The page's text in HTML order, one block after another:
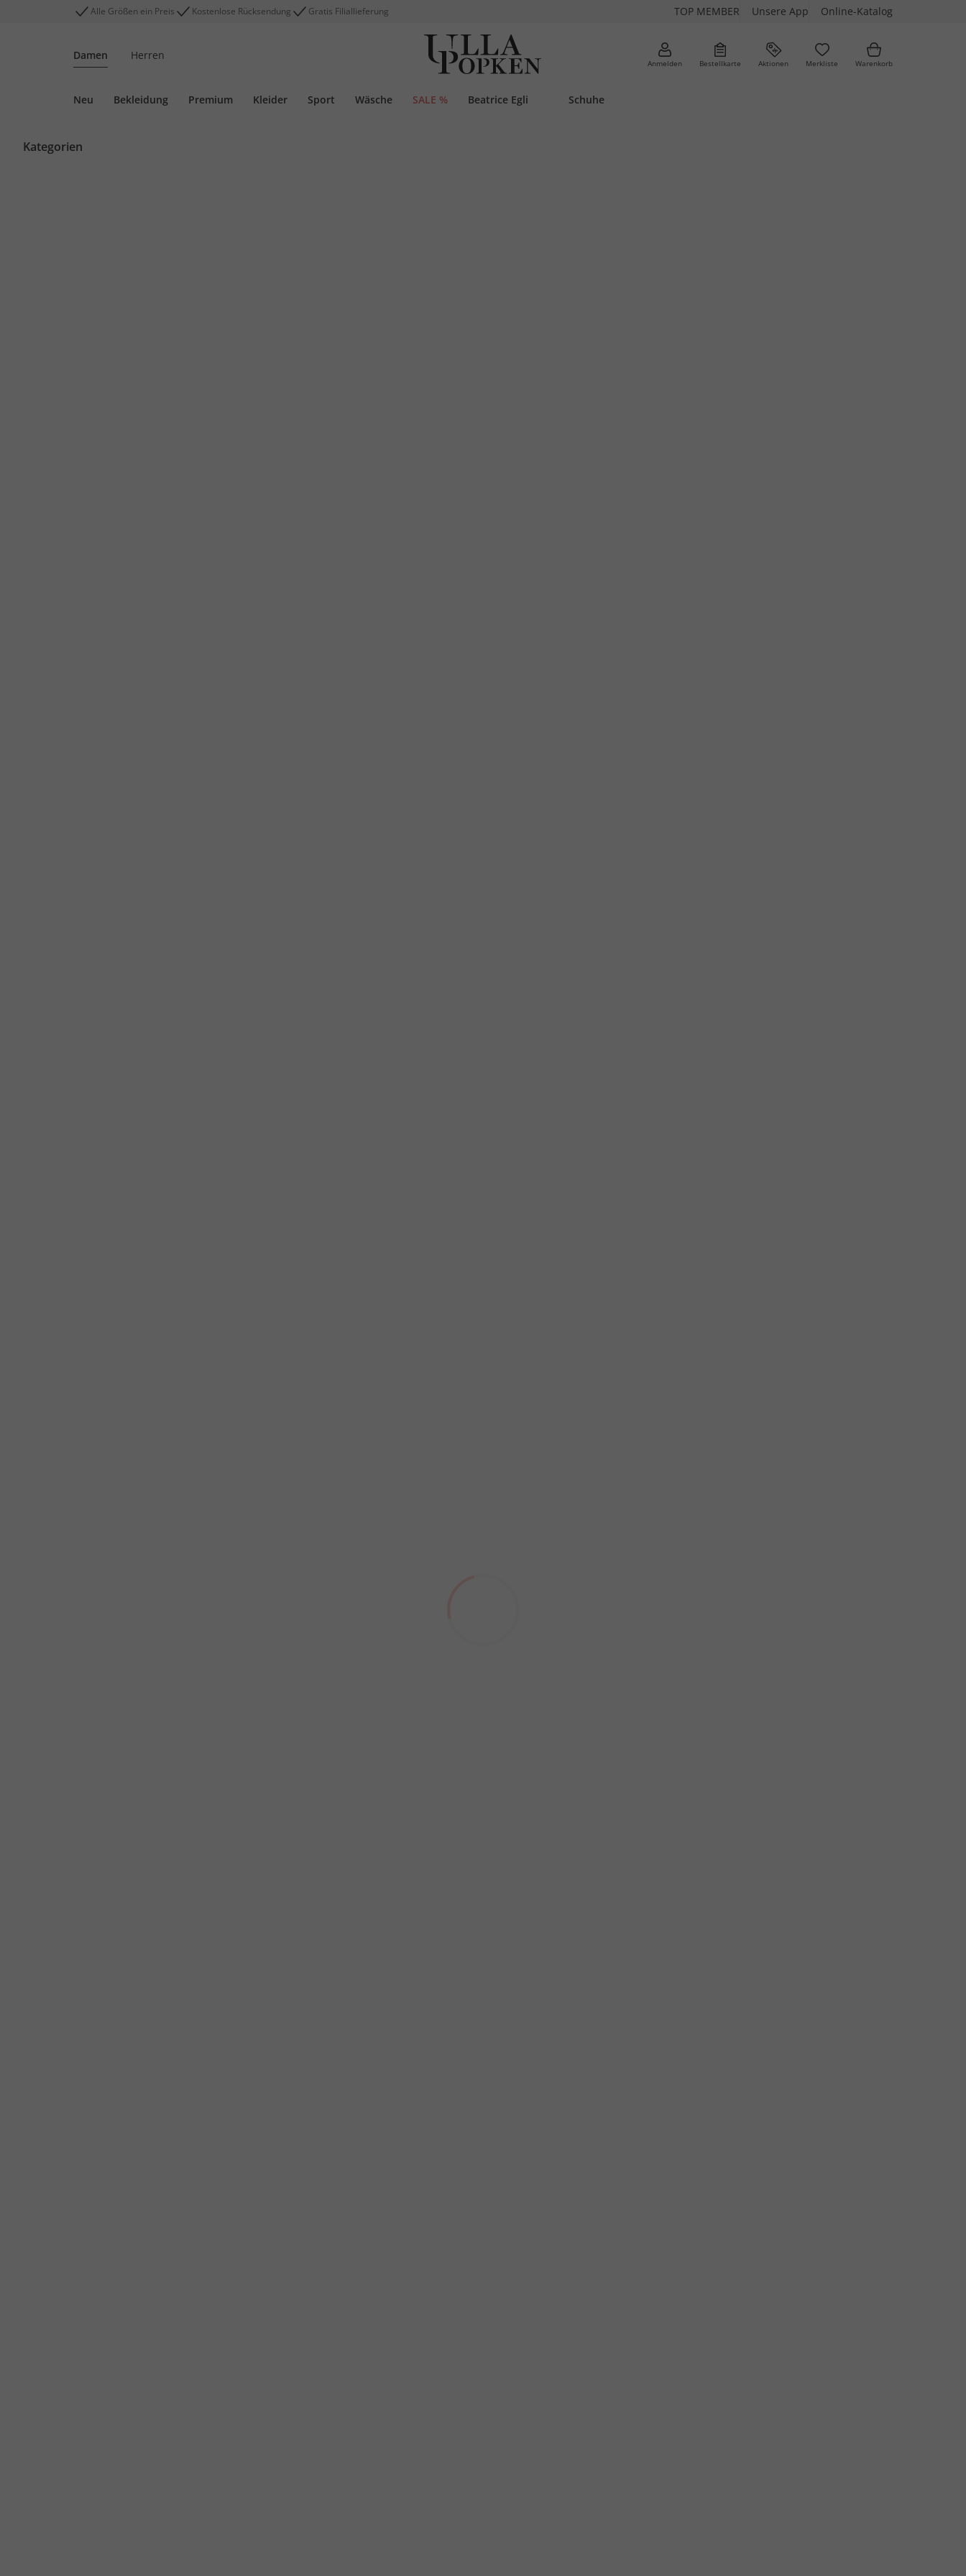
Alle Größen ein Preis Kostenlose Rücksendung Gratis Filiallieferung TOP MEMBER Unsere App Online-Katalog
Damen Herren
Anmelden Bestellkarte Aktionen Merkliste Warenkorb
Neu Bekleidung Premium Kleider Sport Wäsche SALE % Beatrice Egli Schuhe
Kategorien